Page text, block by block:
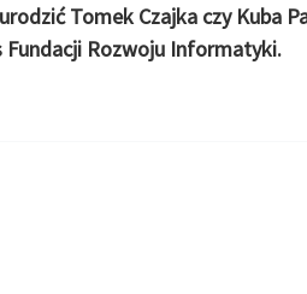
Tomek Czajka czy
Fundacji Rozwoju Informatyki.